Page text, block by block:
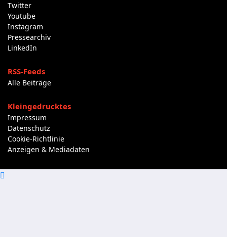
Twitter
Youtube
Instagram
Pressearchiv
LinkedIn
RSS-Feeds
Alle Beiträge
Kleingedrucktes
Impressum
Datenschutz
Cookie-Richtlinie
Anzeigen & Mediadaten